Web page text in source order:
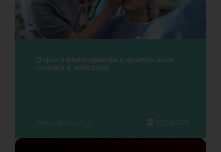
O que é blefaroplastia e quando essa
cirurgia é indicada?
Procedimentos 03/08/2026